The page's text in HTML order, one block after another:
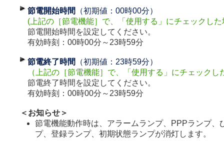
節電開始時間
（初期値：00時00分）
(上記の［節電機能］で、「使用する」にチェックした
節電開始時間を設定してください。
有効時刻：00時00分～23時59分
節電終了時間
（初期値：23時59分）
（上記の［節電機能］で、「使用する」にチェックし
節電終了時間を設定してください。
有効時刻：00時00分～23時59分
＜お知らせ＞
節電機能動作時は、アラームランプ、PPPランプ、
プ、登録ランプ、初期状態ランプが消灯します。